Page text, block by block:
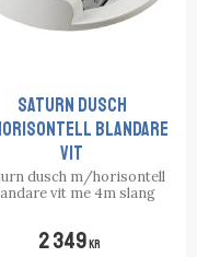
Saturn dusch
blandare
vit
dusch m/horisontell
vit me 4m slang
2 349KR